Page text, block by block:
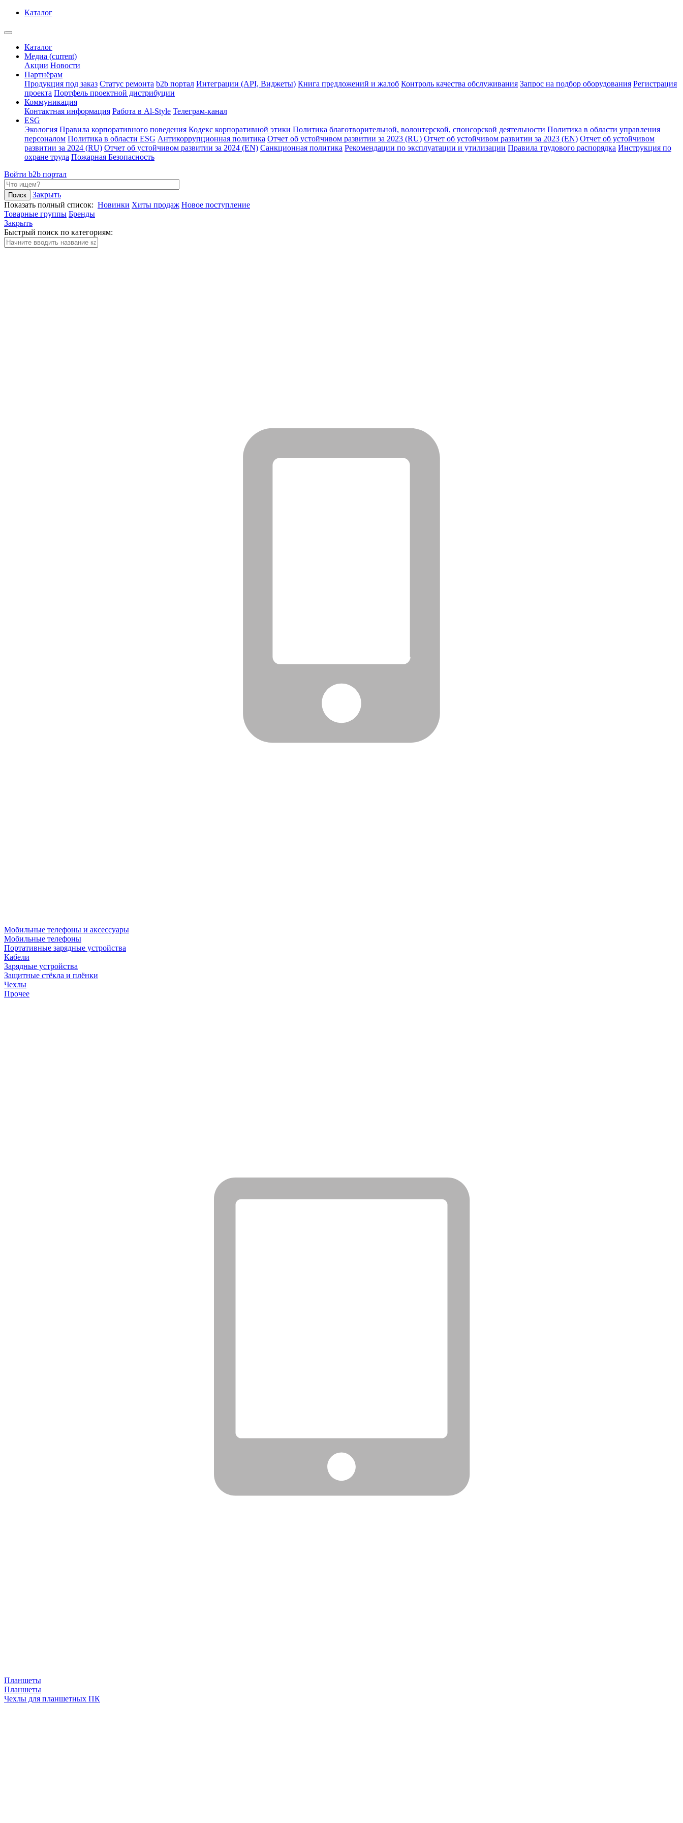
Каталог
Каталог
Медиа (current)
Акции Новости
Партнёрам
Продукция под заказ Статус ремонта b2b портал Интеграции (API, Виджеты) Книга предложений и жалоб Контроль качества обслуживания Запрос на подбор оборудования Регистрация
проекта Портфель проектной дистрибуции
Коммуникация
Контактная информация Работа в Al-Style Телеграм-канал
ESG
Экология Правила корпоративного поведения Кодекс корпоративной этики Политика благотворительной, волонтерской, спонсорской деятельности Политика в области управления
персоналом Политика в области ESG Антикоррупционная политика Отчет об устойчивом развитии за 2023 (RU) Отчет об устойчивом развитии за 2023 (EN) Отчет об устойчивом
развитии за 2024 (RU) Отчет об устойчивом развитии за 2024 (EN) Санкционная политика Рекомендации по эксплуатации и утилизации Правила трудового распорядка Инструкция по
охране труда Пожарная Безопасность
Войти b2b портал
Закрыть
Показать полный список: Новинки Хиты продаж Новое поступление
Товарные группы Бренды
Закрыть
Быстрый поиск по категориям:
Мобильные телефоны и аксессуары
Мобильные телефоны
Портативные зарядные устройства
Кабели
Зарядные устройства
Защитные стёкла и плёнки
Чехлы
Прочее
Планшеты
Планшеты
Чехлы для планшетных ПК